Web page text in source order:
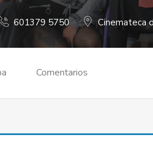
601379 5750 Cinemateca
Comentarios